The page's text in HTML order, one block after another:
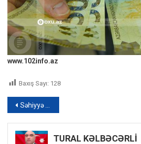
www.102info.az
Baxış Sayı: 128
Yazı
naviqasiyası
Səhiyyə nazirindən meymunçiçəyi ilə bağlı əhaliyə MÜRACİƏT
TURAL KƏLBƏCƏRLİ